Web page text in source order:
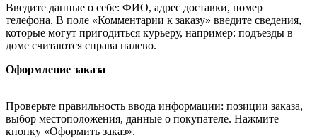
Введите данные о себе: ФИО, адрес доставки, номер
телефона. В поле «Комментарии к заказу» введите сведения,
которые могут пригодиться курьеру, например: подъезды в
доме считаются справа налево.
Оформление заказа
Проверьте правильность ввода информации: позиции заказа,
выбор местоположения, данные о покупателе. Нажмите
кнопку «Оформить заказ».